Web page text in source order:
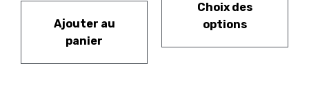
Ajouter au
panier
Choix des
options